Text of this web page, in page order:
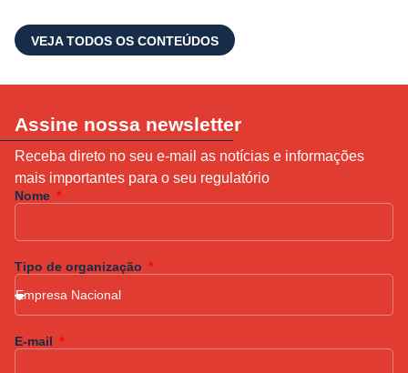
VEJA TODOS OS CONTEÚDOS
Assine nossa newsletter
Receba direto no seu e-mail as notícias e informações
mais importantes para o seu regulatório
Nome
Tipo de organização
E-mail